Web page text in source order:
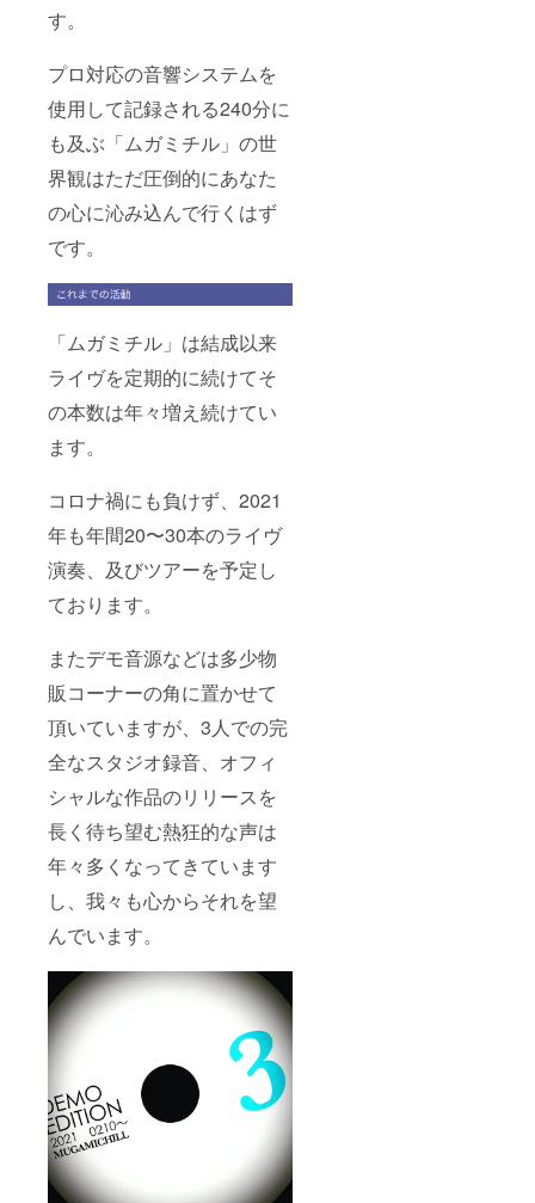
す。
プロ対応の音響システムを
使用して記録される240分に
も及ぶ「ムガミチル」の世
界観はただ圧倒的にあなた
の心に沁み込んで行くはず
です。
「ムガミチル」は結成以来
ライヴを定期的に続けてそ
の本数は年々増え続けてい
ます。
コロナ禍にも負けず、2021
年も年間20〜30本のライヴ
演奏、及びツアーを予定し
ております。
またデモ音源などは多少物
販コーナーの角に置かせて
頂いていますが、3人での完
全なスタジオ録音、オフィ
シャルな作品のリリースを
長く待ち望む熱狂的な声は
年々多くなってきています
し、我々も心からそれを望
んでいます。